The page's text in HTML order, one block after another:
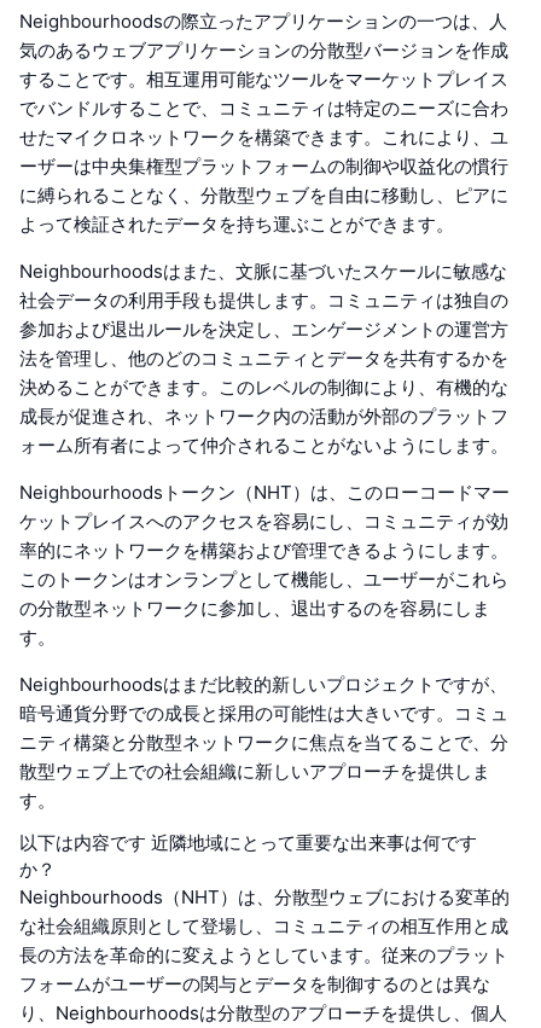
Neighbourhoodsの際立ったアプリケーションの一つは、人
気のあるウェブアプリケーションの分散型バージョンを作成
することです。相互運用可能なツールをマーケットプレイス
でバンドルすることで、コミュニティは特定のニーズに合わ
せたマイクロネットワークを構築できます。これにより、ユ
ーザーは中央集権型プラットフォームの制御や収益化の慣行
に縛られることなく、分散型ウェブを自由に移動し、ピアに
よって検証されたデータを持ち運ぶことができます。
Neighbourhoodsはまた、文脈に基づいたスケールに敏感な
社会データの利用手段も提供します。コミュニティは独自の
参加および退出ルールを決定し、エンゲージメントの運営方
法を管理し、他のどのコミュニティとデータを共有するかを
決めることができます。このレベルの制御により、有機的な
成長が促進され、ネットワーク内の活動が外部のプラットフ
ォーム所有者によって仲介されることがないようにします。
Neighbourhoodsトークン（NHT）は、このローコードマー
ケットプレイスへのアクセスを容易にし、コミュニティが効
率的にネットワークを構築および管理できるようにします。
このトークンはオンランプとして機能し、ユーザーがこれら
の分散型ネットワークに参加し、退出するのを容易にしま
す。
Neighbourhoodsはまだ比較的新しいプロジェクトですが、
暗号通貨分野での成長と採用の可能性は大きいです。コミュ
ニティ構築と分散型ネットワークに焦点を当てることで、分
散型ウェブ上での社会組織に新しいアプローチを提供しま
す。
以下は内容です 近隣地域にとって重要な出来事は何です
か？
Neighbourhoods（NHT）は、分散型ウェブにおける変革的
な社会組織原則として登場し、コミュニティの相互作用と成
長の方法を革命的に変えようとしています。従来のプラット
フォームがユーザーの関与とデータを制御するのとは異な
り、Neighbourhoodsは分散型のアプローチを提供し、個人